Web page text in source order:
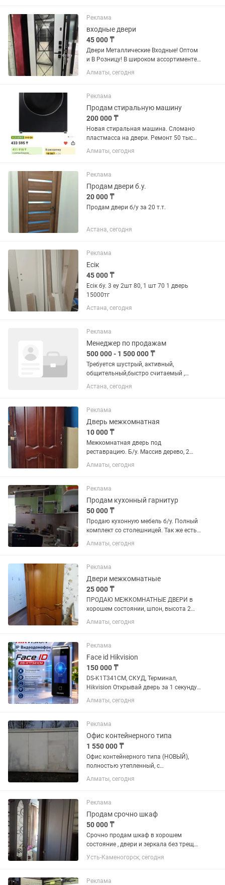
Реклама
входные двери
45 000 ₸
Двери Металлические Входные! Оптом
и В Розницу! В широком ассортименте!
В хорошем качестве! По Низкой цены!
Алматы, сегодня
Реклама
Продам стиральную машину
200 000 ₸
Новая стиральная машина. Сломано
пластмасса на двери. Ремонт 50 тыс
максимум
Алматы, сегодня
Реклама
Продам двери б.у.
20 000 ₸
Продам двери б/у за 20 т.т.
Астана, сегодня
Реклама
Есік
45 000 ₸
Есік бу. 3 еу 2шт 80, 1 шт 70 1 дверь
15000тг
Астана, сегодня
Реклама
Менеджер по продажам
500 000 - 1 500 000 ₸
Требуется шустрый, активный,
общительный,быстро считаемый ,
хочет зарабатывать, учится новому в
продажу дверей межкомнатных и
пожалуйста.Звонить не надо! Резюме
на !...
Астана, сегодня
Реклама
Дверь межкомнатная
10 000 ₸
Межкомнатная дверь под
реставрацию. Б/у. Массив дерево, 2
двери 70, 3 двери 90, 2 с витражным
стеклом 90
Алматы, сегодня
Реклама
Продам кухонный гарнитур
50 000 ₸
Продаю кухонную мебель б/у. Полный
комплект со столешницей. Так же есть
мойка. Двери имеют доводчики. Кухня
демонтирована и разобрана на
разделения на отдельные элементы...
Алматы, сегодня
Реклама
Двери межкомнатные
25 000 ₸
ПРОДАЮ МЕЖКОМНАТНЫЕ ДВЕРИ в
хорошем состоянии, шпон, высота 2
метра, 3 штуки по 80 см, 1 двери 70 си
и 2 в ванну по 60 см. Каждая по 25 000
цена таких дверей...
Алматы, сегодня
Реклама
Face id Hikvision
150 000 ₸
DS-K1T341CM, СКУД, Терминал,
Hikvision Открывай дверь за 1 секунду
— просто посмотрев на домофон.
Никаких ключей, карт и кодов. 1
от посторонних 3 История...
Алматы, сегодня
Реклама
Офис контейнерного типа
1 550 000 ₸
Офис контейнерного типа (НОВЫЙ),
полностью утепленный, с
электроосвещением и электро-
отоплением, одно открывающееся
Длина 6,10 ширина 2,5 высота...
Алматы, сегодня
Реклама
Продам срочно шкаф
50 000 ₸
Срочно продам шкаф в хорошем
состояние , двери и зеркала без трещин
и царапин По цене скидку могу сделать
Усть-Каменогорск, сегодня
Реклама